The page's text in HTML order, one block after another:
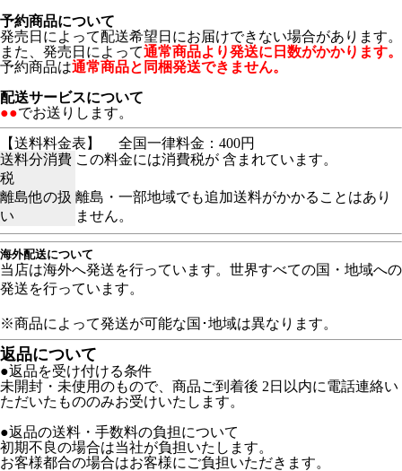
予約商品について
発売日によって配送希望日にお届けできない場合があります。
また、発売日によって通常商品より発送に日数がかかります。
予約商品は通常商品と同梱発送できません。
配送サービスについて
●●でお送りします。
【送料料金表】
全国一律料金：400円
送料分消費
税
この料金には消費税が 含まれています。
離島他の扱
い
離島・一部地域でも追加送料がかかることはあり
ません。
海外配送について
当店は海外へ発送を行っています。世界すべての国・地域への
発送を行っています。
※商品によって発送が可能な国･地域は異なります。
返品について
●返品を受け付ける条件
未開封・未使用のもので、商品ご到着後 2日以内に電話連絡い
ただいたもののみお受けいたします。
●返品の送料・手数料の負担について
初期不良の場合は当社が負担いたします。
お客様都合の場合はお客様にご負担いただきます。